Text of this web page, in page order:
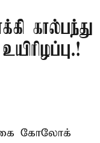
கால்பந்து
கோலோக்